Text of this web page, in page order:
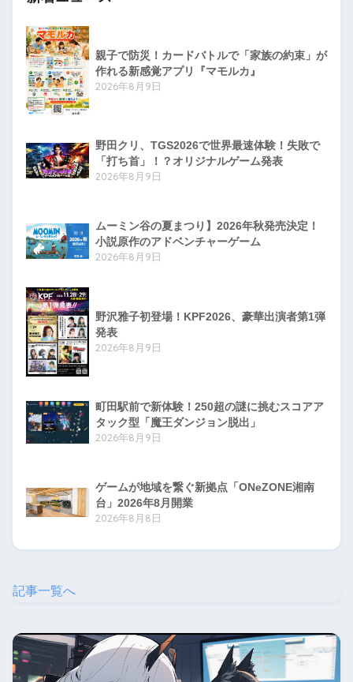
親子で防災！カードバトルで「家族の約束」が
作れる新感覚アプリ『マモルカ』
2026年8月9日
野田クリ、TGS2026で世界最速体験！失敗で
「打ち首」！？オリジナルゲーム発表
2026年8月9日
ムーミン谷の夏まつり】2026年秋発売決定！
小説原作のアドベンチャーゲーム
2026年8月9日
野沢雅子初登場！KPF2026、豪華出演者第1弾
発表
2026年8月9日
町田駅前で新体験！250超の謎に挑むスコアア
タック型「魔王ダンジョン脱出」
2026年8月9日
ゲームが地域を繋ぐ新拠点「ONeZONE湘南
台」2026年8月開業
2026年8月8日
記事一覧へ